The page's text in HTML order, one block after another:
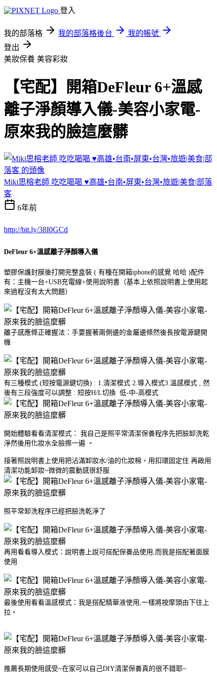
登入
我的部落格 我的部落格後台
我的帳號
登出
美妝保養 美容彩妝
【宅配】開箱DeFleur 6+溫感
離子淨顏導入儀-美容小家電-
原來我的臉這麼髒
Miki思榕老師 吃吃喝喝 ♥️高雄•台南•屏東•台灣•旅遊|美食|部落
客
6年前
http://bit.ly/38I0GCd
DeFleur 6+溫感離子淨顏導入儀
塑膠保護封膜後打開完整盒裝 ( 有種在開箱iphone的感覺 哈哈 )配件
有：主機一台+USB充電線+使用說明書（基本上依照說明書上使用起
來過程沒有太大問題）
離子感應條正確握法：手要握著兩側邊的金屬邊條然後長按電源鍵開
機
有三種模式 (短按電源鍵切換) : 1.清潔模式 2.導入模式3.溫感模式 , 然
後有三段強度可以調整 : 短按H/L切換 低-中-高模式
開始體驗看看清潔模式： 我自己是照平常清潔保養程序先把臉卸洗乾
淨然後用化妝水全臉擦一遍 。
接著照說明書上使用把沾滿卸妝水/油的化妝棉，用扣環固定住 再啟用
清潔功能卸妝~微微的震動感很舒服
照平常卸洗程序已經把臉洗乾淨了
再用看看導入模式：說明書上說可搭配保養品使用,而我是搭配著面膜
使用
最後使用看看溫感模式：我是搭配精華液使用,一樣將按摩頭由下往上
拉。
推薦長期使用感受~在家可以自己DIY清潔保養真的很不錯耶~